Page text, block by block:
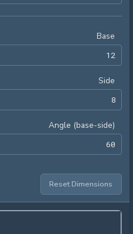
Base
Side
Angle (base-side)
Reset Dimensions